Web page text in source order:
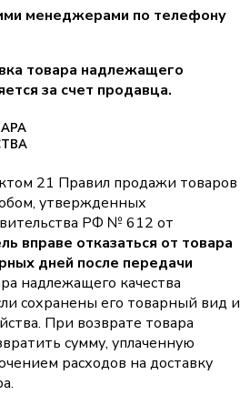
менеджерами по телефону
товара надлежащего
за счет продавца.
21 Правил продажи товаров
утвержденных
РФ № 612 от
вправе отказаться от товара
дней после передачи
надлежащего качества
сохранены его товарный вид и
При возврате товара
сумму, уплаченную
расходов на доставку